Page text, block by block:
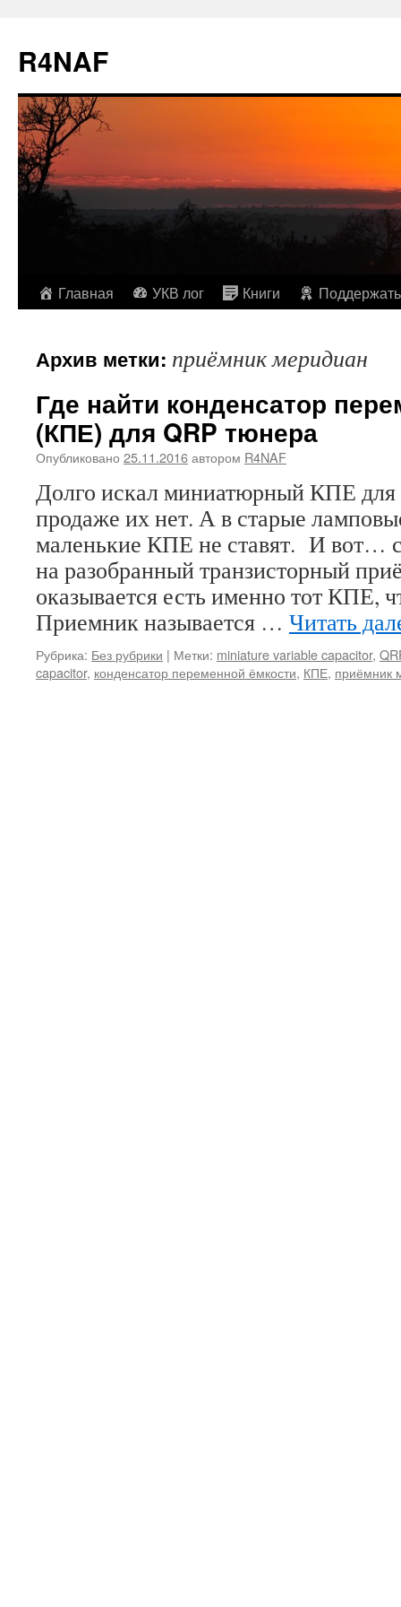
R4NAF
Перейти
содержимому
Главная УКВ лог Книги Поддержать
Архив метки: приёмник меридиан
Где найти конденсатор
(КПЕ) для QRP тюнера
Опубликовано 25.11.2016автором R4NAF
Долго искал миниатюрный КПЕ для
продаже их нет. А в старые
маленькие КПЕ не ставят. И вот…
на разобранный транзисторный
оказывается есть именно тот КПЕ,
Приемник называется … Читать
Рубрика: Без рубрики | Метки: miniature variable capacitor,
capacitor, конденсатор переменной ёмкости, КПЕ, приёмник